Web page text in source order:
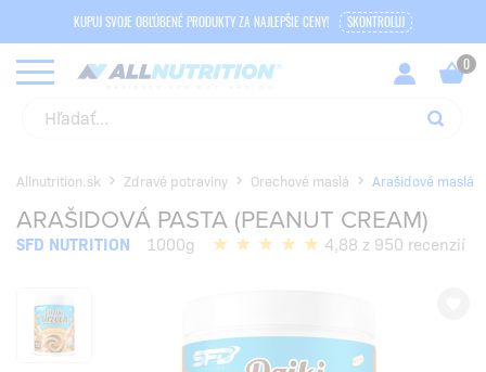
KUPUJ SVOJE OBĽÚBENÉ PRODUKTY ZA NAJLEPŠIE CENY! SKONTROLUJ
Allnutrition.sk Zdravé potraviny Orechové maslá Arašidové maslá
ARAŠIDOVÁ PASTA (PEANUT CREAM)
SFD NUTRITION 1000g 4,88 z 950 recenzií